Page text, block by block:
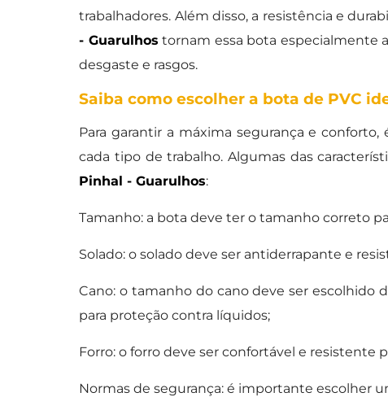
trabalhadores. Além disso, a resistência e
- Guarulhos tornam essa bota especialmente
desgaste e rasgos.
Saiba como escolher a bota de PVC
Para garantir a máxima segurança e
cada tipo de trabalho. Algumas das
Pinhal - Guarulhos:
Tamanho: a bota deve ter o tamanho correto
Solado: o solado deve ser antiderrapante e
Cano: o tamanho do cano deve ser escolhido
para proteção contra líquidos;
Forro: o forro deve ser confortável e resistente
Normas de segurança: é importante escolher